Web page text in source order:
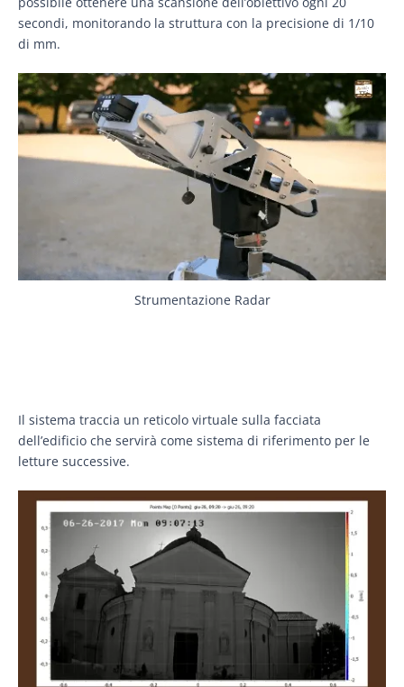
secondi, monitorando la struttura con la precisione di 1/10
di mm.
Strumentazione Radar
Il sistema traccia un reticolo virtuale sulla facciata
dell’edificio che servirà come sistema di riferimento per le
letture successive.